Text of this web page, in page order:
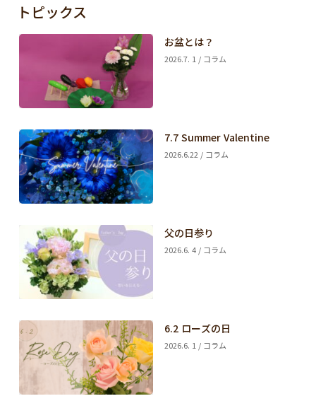
トピックス
お盆とは？
2026.7. 1 / コラム
7.7 Summer Valentine
2026.6.22 / コラム
父の日参り
2026.6. 4 / コラム
6.2 ローズの日
2026.6. 1 / コラム